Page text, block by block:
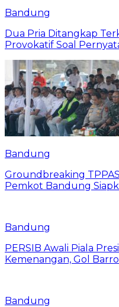
Bandung
Dua Pria Ditangkap
Provokatif Soal
Bandung
Groundbreaking
Pemkot Bandung
Bandung
PERSIB Awali Piala
Kemenangan, Gol
Bandung